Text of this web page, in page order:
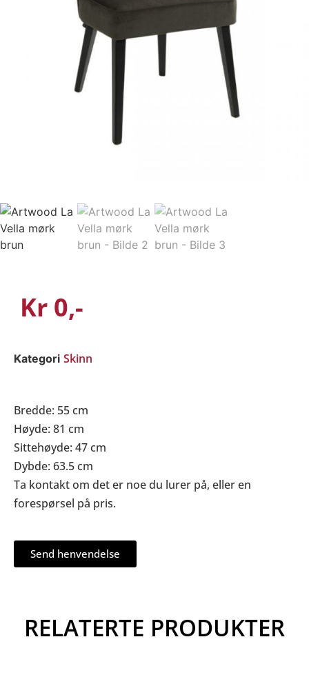
Kr 0
Kategori Skinn
Bredde: 55 cm
Høyde: 81 cm
Sittehøyde: 47 cm
Dybde: 63.5 cm
Ta kontakt om det er noe du lurer på, eller en
forespørsel på pris.
Send henvendelse
RELATERTE PRODUKTER